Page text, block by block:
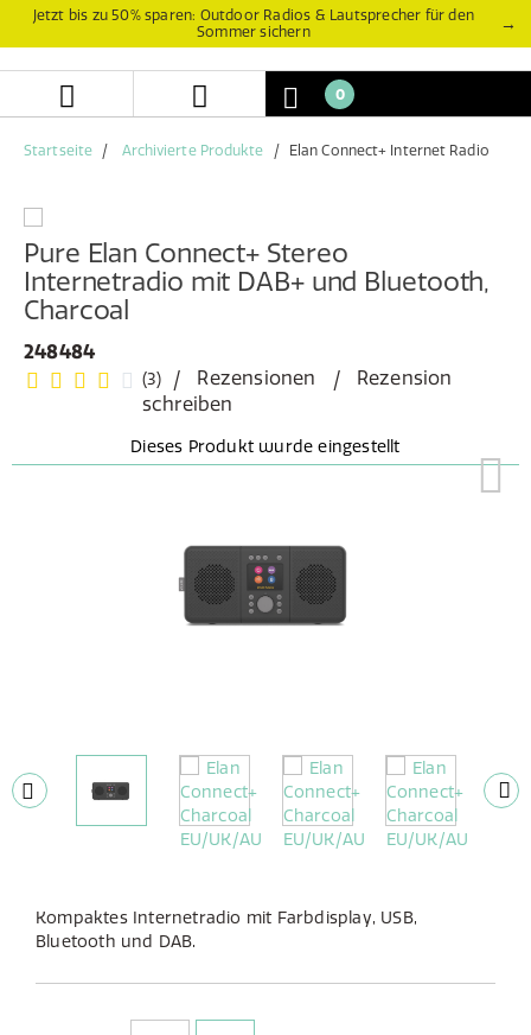
Zum
ZumJetzt bis zu 50% sparen: Outdoor Radios & Lautsprecher für den
Sommer sichern
→
0
Startseite Archivierte Produkte Elan Connect+ Internet Radio
Pure Elan Connect+ Stereo
Internetradio mit DAB+ und Bluetooth,
Charcoal
248484
(3) Rezensionen
Rezension
schreiben
Kompaktes Internetradio mit Farbdisplay, USB,
Bluetooth und DAB.